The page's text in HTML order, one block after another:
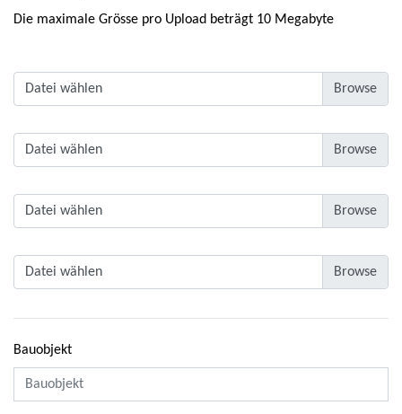
Die maximale Grösse pro Upload beträgt 10 Megabyte
Datei wählen
Datei wählen
Datei wählen
Datei wählen
Bauobjekt